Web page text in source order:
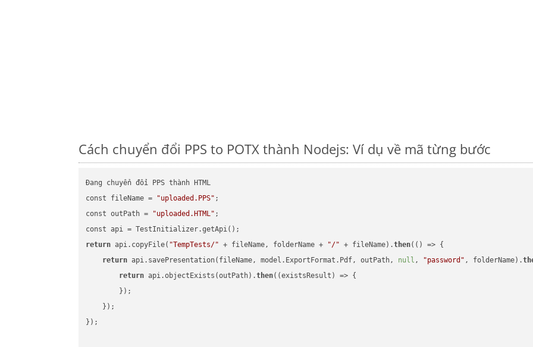
Cách chuyển đổi PPS to POTX thành Nodejs: Ví dụ về mã từng bước
Đang chuyển đổi PPS thành HTML
const fileName =
"uploaded.PPS" ;
const outPath =
"uploaded.HTML" ;
return api.copyFile( "TempTests/" + fileName, folderName + "/" + fileName).then( () => {
return api.savePresentation(fileName, model.ExportFormat.Pdf, outPath, null , "password" , folderName).
return api.objectExists(outPath).then( (existsResult) => {
        });
    });
});